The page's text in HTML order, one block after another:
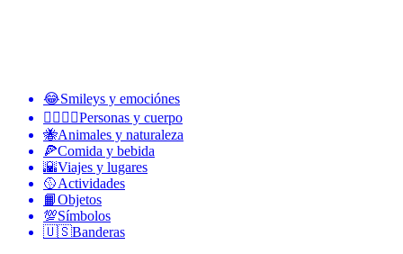
😂Smileys y emociónes
👩‍❤️‍💋‍👨Personas y cuerpo
🐝Animales y naturaleza
🍕Comida y bebida
🌇Viajes y lugares
🥎Actividades
📙Objetos
💯Símbolos
🇺🇸Banderas